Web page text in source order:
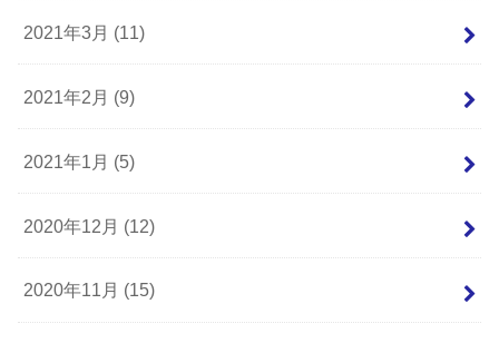
2021年3月 (11)
2021年2月 (9)
2021年1月 (5)
2020年12月 (12)
2020年11月 (15)